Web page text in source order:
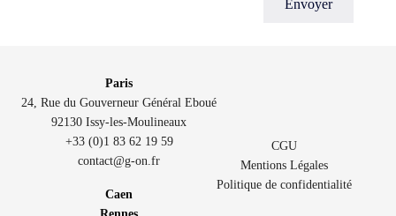
Paris
24, Rue du Gouverneur Général Eboué
92130 Issy-les-Moulineaux
+33 (0)1 83 62 19 59
contact@g-on.fr
Caen
CGU
Mentions Légales
Politique de confidentialité